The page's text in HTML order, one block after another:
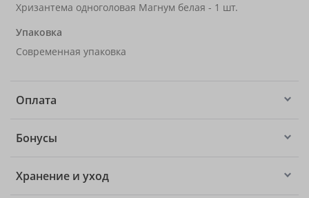
Хризантема одноголовая Магнум белая - 1 шт.
Упаковка
Современная упаковка
Оплата
Бонусы
Хранение и уход